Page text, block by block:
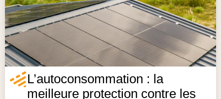
L’autoconsommation : la
meilleure protection contre les